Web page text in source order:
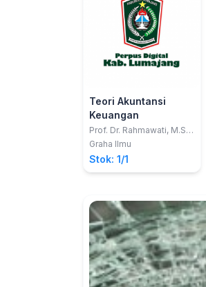
Teori Akuntansi
Keuangan
Prof. Dr. Rahmawati, M.Si.,
Ak.
Graha Ilmu
Stok: 1/1